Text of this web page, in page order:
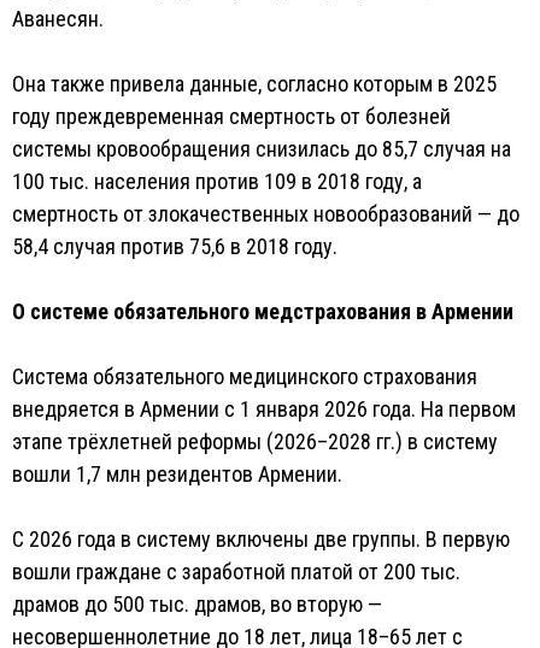
Аванесян.
Она также привела данные, согласно которым в 2025
году преждевременная смертность от болезней
системы кровообращения снизилась до 85,7 случая на
100 тыс. населения против 109 в 2018 году, а
смертность от злокачественных новообразований — до
58,4 случая против 75,6 в 2018 году.
О системе обязательного медстрахования в Армении
Система обязательного медицинского страхования
внедряется в Армении с 1 января 2026 года. На первом
этапе трёхлетней реформы (2026–2028 гг.) в систему
вошли 1,7 млн резидентов Армении.
С 2026 года в систему включены две группы. В первую
вошли граждане с заработной платой от 200 тыс.
драмов до 500 тыс. драмов, во вторую —
несовершеннолетние до 18 лет, лица 18–65 лет с